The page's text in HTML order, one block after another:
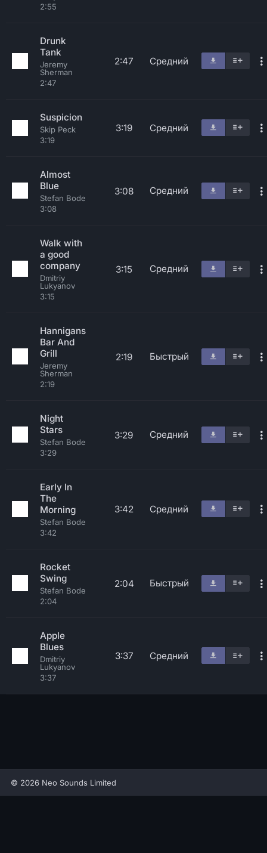
2:55
Drunk
Tank
Jeremy
Sherman
2:47
2:47 Средний
Suspicion
Skip Peck
3:19
3:19 Средний
Almost
Blue
Stefan Bode
3:08
3:08 Средний
Walk with
a good
company
Dmitriy
Lukyanov
3:15
3:15 Средний
Hannigans
Bar And
Grill
Jeremy
Sherman
2:19
2:19 Быстрый
Night
Stars
Stefan Bode
3:29
3:29 Средний
Early In
The
Morning
Stefan Bode
3:42
3:42 Средний
Rocket
Swing
Stefan Bode
2:04
2:04 Быстрый
Apple
Blues
Dmitriy
Lukyanov
3:37
3:37 Средний
© 2026 Neo Sounds Limited